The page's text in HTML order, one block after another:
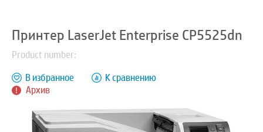
Принтер LaserJet Enterprise CP5525dn
Product number:
Архив
В избранное К сравнению